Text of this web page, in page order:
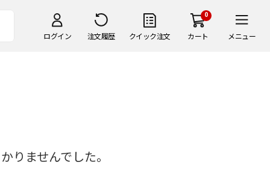
ログイン 注文履歴 クイック注文
0
カート メニュー
りませんでした。